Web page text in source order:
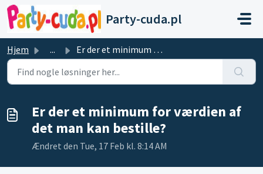
Gå til hovedindhold
Party-cuda.pl
Hjem ... Er der et minimum for værdien af det man kan bestille?
Er der et minimum for værdien af
det man kan bestille?
Ændret den Tue, 17 Feb kl. 8:14 AM